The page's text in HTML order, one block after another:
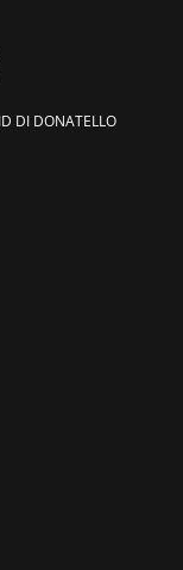
DI DONATELLO